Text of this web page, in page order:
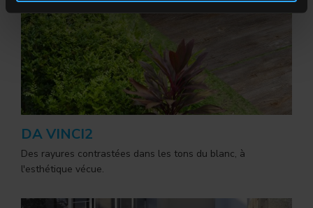
DA VINCI2
Des rayures contrastées dans les tons du blanc, à
l'esthétique vécue.